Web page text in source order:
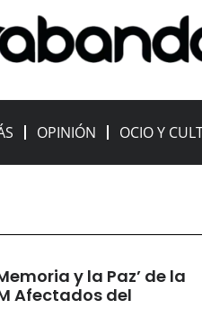
OPINIÓN OCIO Y
y la Paz’ de la
Afectados del